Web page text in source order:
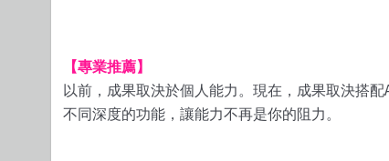
【專業推薦】
以前，成果取決於個人能力。現在，成果取決搭配
不同深度的功能，讓能力不再是你的阻力。